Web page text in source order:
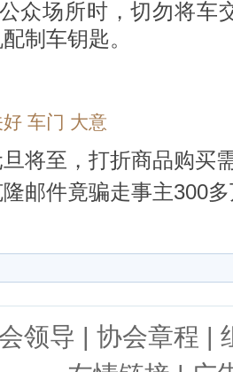
众场所时，切勿将车
制车钥匙。
好 车门 大意
将至，打折商品购买
邮件竟骗走事主300
领导 | 协会章程 |